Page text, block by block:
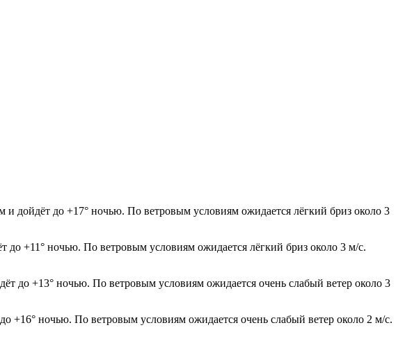
дойдёт до +17° ночью. По ветровым условиям ожидается лёгкий бриз около 3
до +11° ночью. По ветровым условиям ожидается лёгкий бриз около 3 м/с.
до +13° ночью. По ветровым условиям ожидается очень слабый ветер около 3
+16° ночью. По ветровым условиям ожидается очень слабый ветер около 2 м/с.